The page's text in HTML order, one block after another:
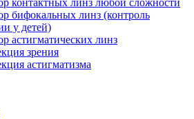
контактных линз любой сложности
бифокальных линз (контроль
у детей)
астигматических линз
зрения
астигматизма